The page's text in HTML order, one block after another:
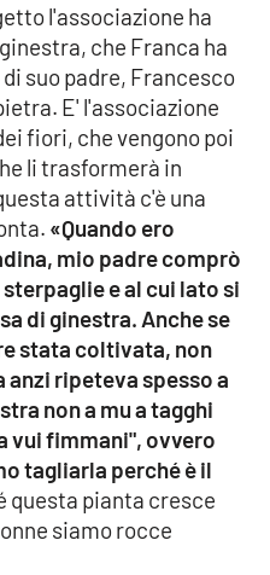
l'associazione ha
che Franca ha
suo padre, Francesco
E' l'associazione
fiori, che vengono poi
li trasformerà in
attività c'è una
«Quando ero
mio padre comprò
e al cui lato si
di ginestra. Anche se
stata coltivata, non
anzi ripeteva spesso a
non a mu a tagghi
vui fimmani", ovvero
tagliarla perché è il
questa pianta cresce
siamo rocce